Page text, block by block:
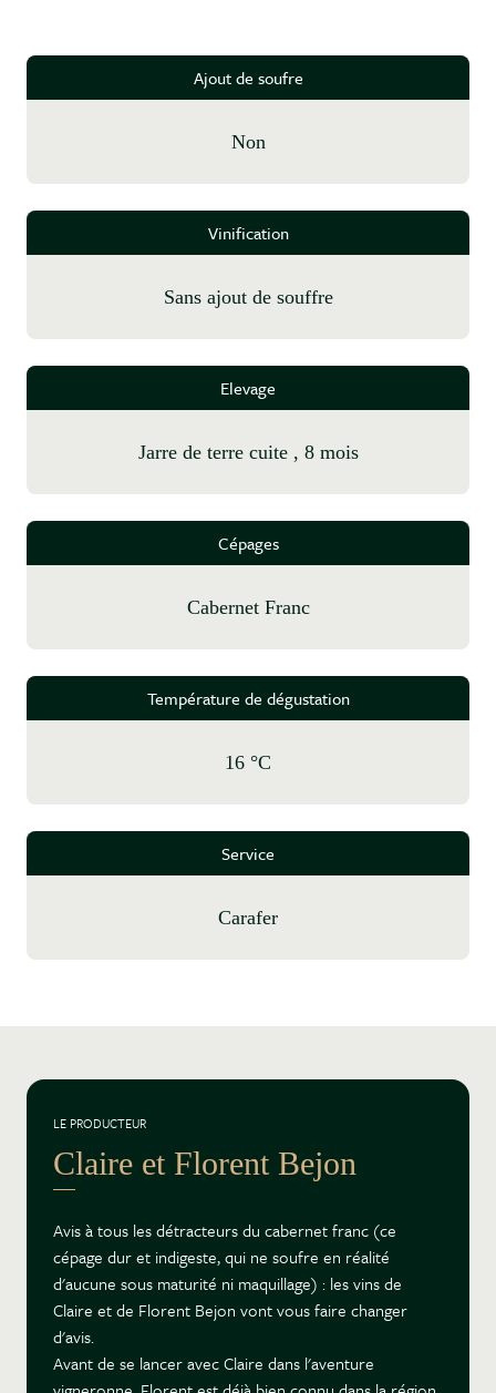
Ajout de soufre
Non
Vinification
sans ajout de souffre
Elevage
jarre de terre cuite , 8 mois
Cépages
Cabernet Franc
Température de dégustation
16 °C
Service
Carafer
LE PRODUCTEUR
Claire et Florent Bejon
Avis à tous les détracteurs du cabernet franc (ce
cépage dur et indigeste, qui ne soufre en réalité
d'aucune sous maturité ni maquillage) : les vins de
Claire et de Florent Bejon vont vous faire changer
d'avis.
Avant de se lancer avec Claire dans l'aventure